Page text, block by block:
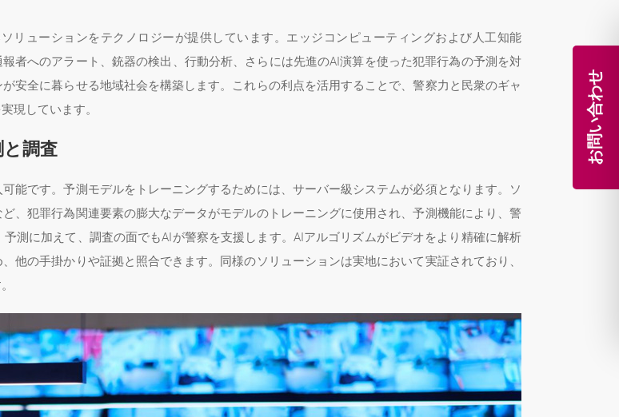
お問い合わせ
リューションをテクノロジーが提供しています。エッジコンピューティングおよび人工知能
者へのアラート、銃器の検出、行動分析、さらには先進のAI演算を使った犯罪行為の予測を対
安全に暮らせる地域社会を構築します。これらの利点を活用することで、警察力と民衆のギャ
現しています。
調査
能です。予測モデルをトレーニングするためには、サーバー級システムが必須となります。ソ
、犯罪行為関連要素の膨大なデータがモデルのトレーニングに使用され、予測機能により、警
測に加えて、調査の面でもAIが警察を支援します。AIアルゴリズムがビデオをより精確に解析
他の手掛かりや証拠と照合できます。同様のソリューションは実地において実証されており、